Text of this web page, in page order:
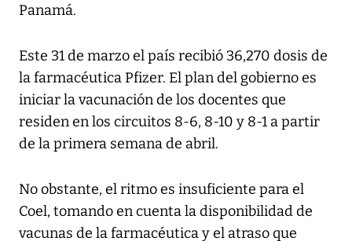
Panamá.
Este 31 de marzo el país recibió 36,270 dosis de
la farmacéutica Pfizer. El plan del gobierno es
iniciar la vacunación de los docentes que
residen en los circuitos 8-6, 8-10 y 8-1 a partir
de la primera semana de abril.
No obstante, el ritmo es insuficiente para el
Coel, tomando en cuenta la disponibilidad de
vacunas de la farmacéutica y el atraso que